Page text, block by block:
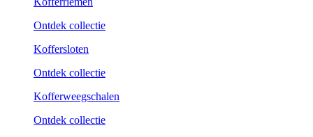
Ontdek collectie
Koffersloten
Ontdek collectie
Kofferweegschalen
Ontdek collectie